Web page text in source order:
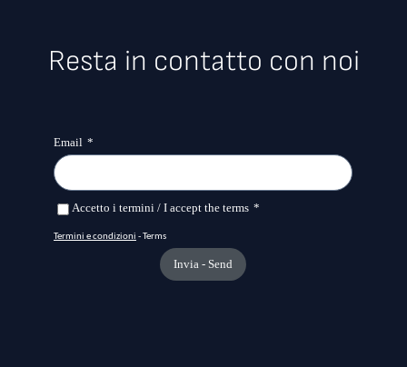
Resta in contatto con noi